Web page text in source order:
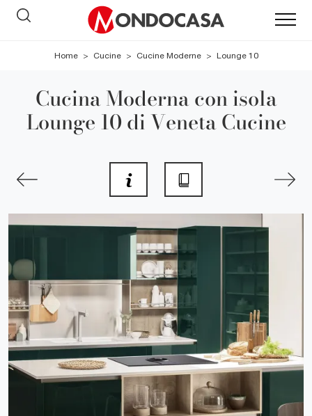
Home > Cucine > Cucine Moderne > Lounge 10
Cucina Moderna con isola
Lounge 10 di Veneta Cucine